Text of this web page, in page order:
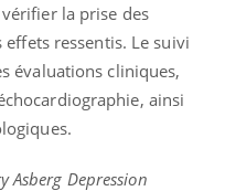
la prise des
effets ressentis. Le suivi
évaluations cliniques,
ainsi
Asberg Depression